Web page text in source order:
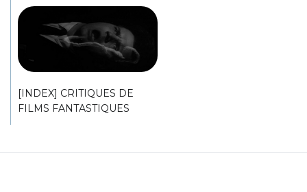
[INDEX] CRITIQUES DE
FILMS FANTASTIQUES